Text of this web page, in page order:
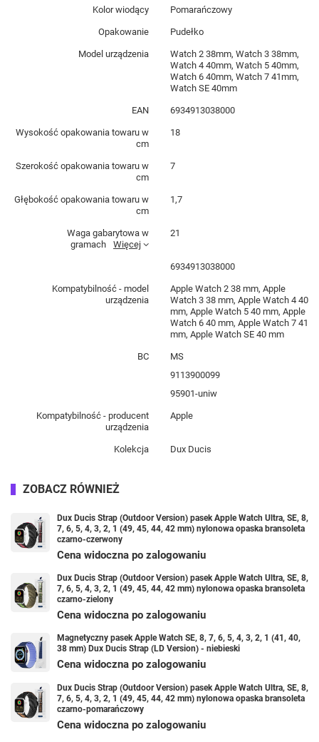
Kolor wiodący Pomarańczowy
Opakowanie Pudełko
Model urządzenia
Watch 2 38mm, Watch 3 38mm,
Watch 4 40mm, Watch 5 40mm,
Watch 6 40mm, Watch 7 41mm,
Watch SE 40mm
EAN 6934913038000
Wysokość opakowania towaru w
cm
18
Szerokość opakowania towaru w
cm
7
Głębokość opakowania towaru w
cm
1,7
Waga gabarytowa w
gramach
Więcej
21
6934913038000
Kompatybilność - model
urządzenia
Apple Watch 2 38 mm, Apple
Watch 3 38 mm, Apple Watch 4 40
mm, Apple Watch 5 40 mm, Apple
Watch 6 40 mm, Apple Watch 7 41
mm, Apple Watch SE 40 mm
BC
MS
9113900099
95901-uniw
Kompatybilność - producent
urządzenia
Apple
Kolekcja Dux Ducis
ZOBACZ RÓWNIEŻ
Dux Ducis Strap (Outdoor Version) pasek Apple Watch Ultra, SE, 8,
7, 6, 5, 4, 3, 2, 1 (49, 45, 44, 42 mm) nylonowa opaska bransoleta
czarno-czerwony
Cena widoczna po zalogowaniu
Dux Ducis Strap (Outdoor Version) pasek Apple Watch Ultra, SE, 8,
7, 6, 5, 4, 3, 2, 1 (49, 45, 44, 42 mm) nylonowa opaska bransoleta
czarno-zielony
Cena widoczna po zalogowaniu
Magnetyczny pasek Apple Watch SE, 8, 7, 6, 5, 4, 3, 2, 1 (41, 40,
38 mm) Dux Ducis Strap (LD Version) - niebieski
Cena widoczna po zalogowaniu
Dux Ducis Strap (Outdoor Version) pasek Apple Watch Ultra, SE, 8,
7, 6, 5, 4, 3, 2, 1 (49, 45, 44, 42 mm) nylonowa opaska bransoleta
czarno-pomarańczowy
Cena widoczna po zalogowaniu